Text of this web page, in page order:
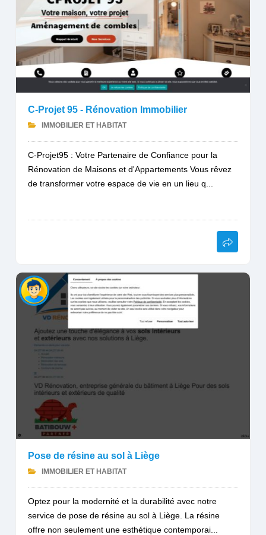
C-Projet 95 - Rénovation Immobilier
IMMOBILIER ET HABITAT
C-Projet95 : Votre Partenaire de Confiance pour la
Rénovation de Maisons et d'Appartements Vous rêvez
de transformer votre espace de vie en un lieu q...
Pose de résine au sol à Liège
IMMOBILIER ET HABITAT
Optez pour la modernité et la durabilité avec notre
service de pose de résine au sol à Liège. La résine
offre non seulement une esthétique contemporai...